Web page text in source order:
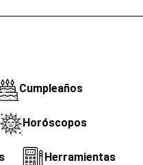
Cumpleaños
Horóscopos
Herramientas